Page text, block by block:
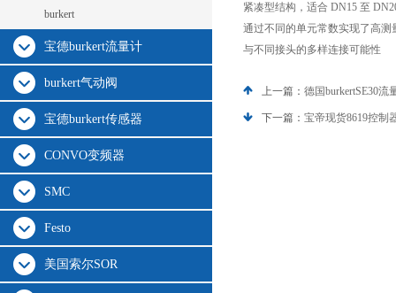
burkert
宝德burkert流量计
burkert气动阀
宝德burkert传感器
CONVO变频器
SMC
Festo
美国索尔SOR
紧凑型结构，适合 DN15 至
通过不同的单元常数实现了高测
与不同接头的多样连接可能性
上一篇： 德国burkertSE30流
下一篇： 宝帝现货8619控制